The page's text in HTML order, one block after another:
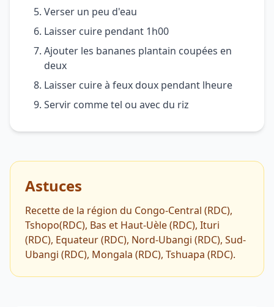
Verser un peu d'eau
Laisser cuire pendant 1h00
Ajouter les bananes plantain coupées en
deux
Laisser cuire à feux doux pendant lheure
Servir comme tel ou avec du riz
Astuces
Recette de la région du Congo-Central (RDC),
Tshopo(RDC), Bas et Haut-Uèle (RDC), Ituri
(RDC), Equateur (RDC), Nord-Ubangi (RDC), Sud-
Ubangi (RDC), Mongala (RDC), Tshuapa (RDC).